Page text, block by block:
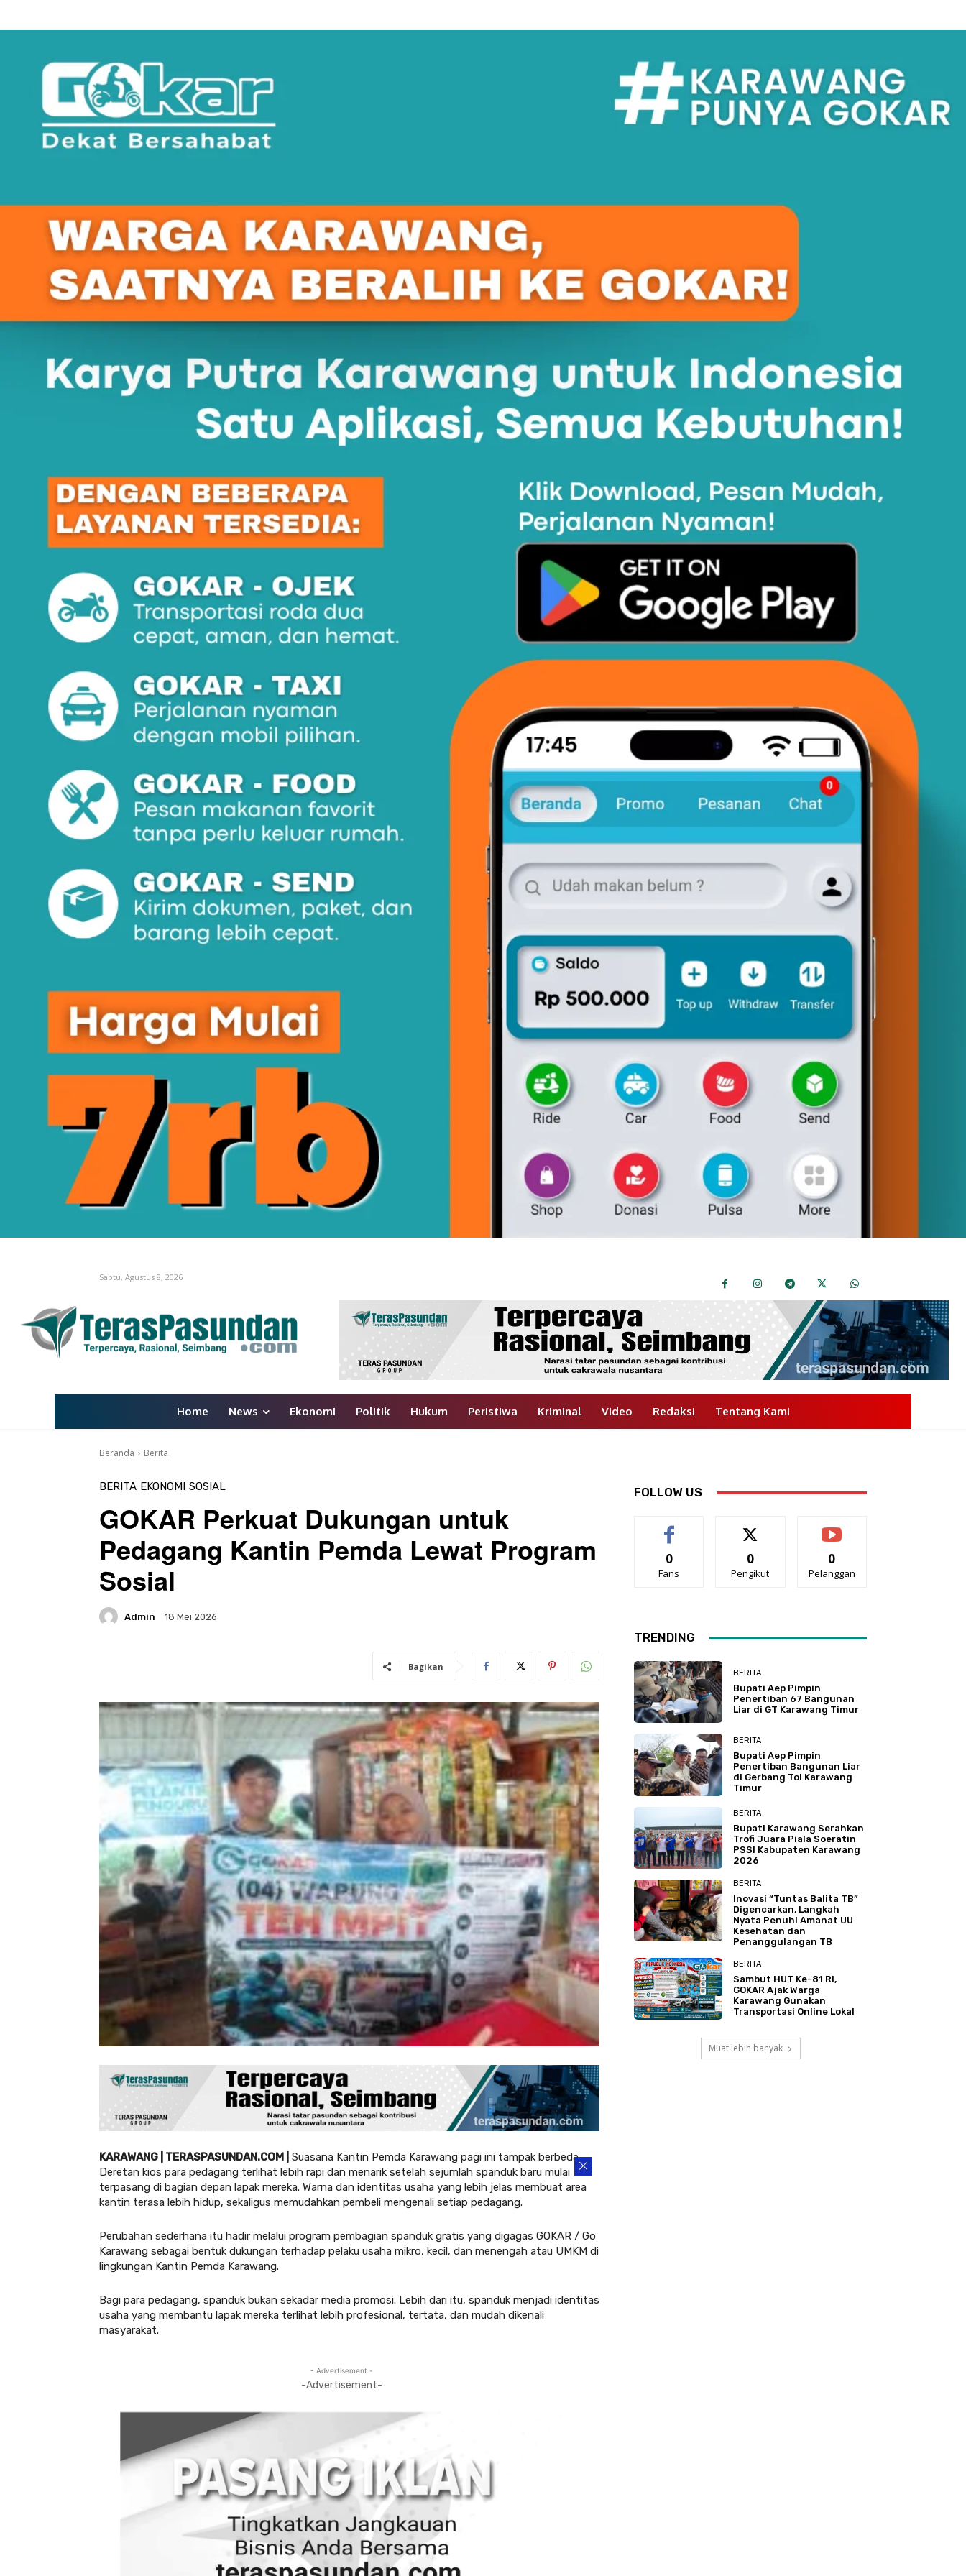
Sabtu, Agustus 8, 2026
Home News Ekonomi Politik Hukum Peristiwa Kriminal Video Redaksi Tentang Kami
Beranda Berita
BERITA EKONOMI SOSIAL
GOKAR Perkuat Dukungan untuk
Pedagang Kantin Pemda Lewat Program
Sosial
Admin 18 Mei 2026
Bagikan
KARAWANG | TERASPASUNDAN.COM |
Suasana Kantin Pemda Karawang pagi ini tampak berbeda.
Deretan kios para pedagang terlihat lebih rapi dan menarik setelah sejumlah spanduk baru mulai
terpasang di bagian depan lapak mereka. Warna dan identitas usaha yang lebih jelas membuat area
kantin terasa lebih hidup, sekaligus memudahkan pembeli mengenali setiap pedagang.
Perubahan sederhana itu hadir melalui program pembagian spanduk gratis yang digagas GOKAR / Go
Karawang sebagai bentuk dukungan terhadap pelaku usaha mikro, kecil, dan menengah atau UMKM di
lingkungan Kantin Pemda Karawang.
Bagi para pedagang, spanduk bukan sekadar media promosi. Lebih dari itu, spanduk menjadi identitas
usaha yang membantu lapak mereka terlihat lebih profesional, tertata, dan mudah dikenali
masyarakat.
- Advertisement -
-Advertisement-
FOLLOW US
0
Fans
0
Pengikut
0
Pelanggan
TRENDING
BERITA
Bupati Aep Pimpin
Penertiban 67 Bangunan
Liar di GT Karawang Timur
BERITA
Bupati Aep Pimpin
Penertiban Bangunan Liar
di Gerbang Tol Karawang
Timur
BERITA
Bupati Karawang Serahkan
Trofi Juara Piala Soeratin
PSSI Kabupaten Karawang
2026
BERITA
Inovasi “Tuntas Balita TB”
Digencarkan, Langkah
Nyata Penuhi Amanat UU
Kesehatan dan
Penanggulangan TB
BERITA
Sambut HUT Ke-81 RI,
GOKAR Ajak Warga
Karawang Gunakan
Transportasi Online Lokal
Muat lebih banyak